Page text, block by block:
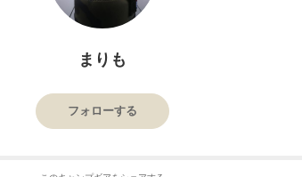
まりも
フォローする